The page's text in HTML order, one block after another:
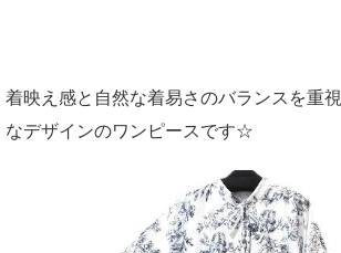
着映え感と自然な着易さのバランスを重
なデザインのワンピースです☆